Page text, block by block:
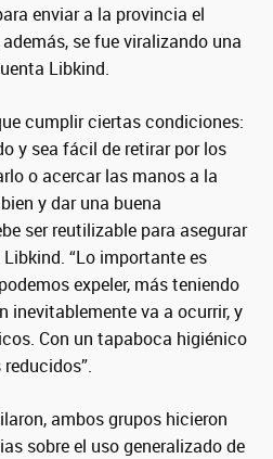
enviar a la provincia el
se fue viralizando una
Libkind.
cumplir ciertas condiciones:
y sea fácil de retirar por los
o acercar las manos a la
y dar una buena
ser reutilizable para asegurar
“Lo importante es
expeler, más teniendo
inevitablemente va a ocurrir, y
Con un tapaboca higiénico
reducidos”.
ambos grupos hicieron
sobre el uso generalizado de